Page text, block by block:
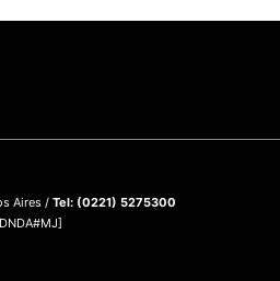
Aires / Tel: (0221) 5275300